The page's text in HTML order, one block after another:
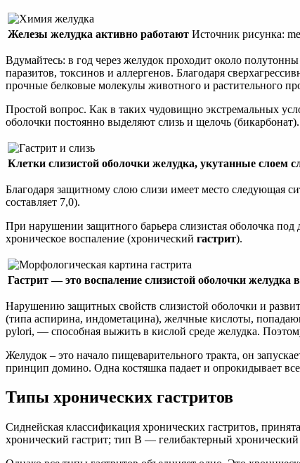
Железы желудка активно работают Источник рисунка:
Вдумайтесь: в год через желудок проходит около
паразитов, токсинов и аллергенов. Благодаря
прочные белковые молекулы животного и растительного
Простой вопрос. Как в таких чудовищно экстремальных
оболочки постоянно выделяют слизь и щелочь (бикарбонат).
Клетки слизистой оболочки желудка, укутанные слоем
Благодаря защитному слою слизи имеет место следующая
составляет 7,0).
При нарушении защитного барьера слизистая оболочка под
хроническое воспаление (хронический гастрит).
Гастрит — это воспаление слизистой оболочки желудка
Нарушению защитных свойств слизистой оболочки и
(типа аспирина, индометацина), желчные кислоты,
pylori, — способная выжить в кислой среде желудка.
Желудок – это начало пищеварительного тракта, он
принцип домино. Одна костяшка падает и опрокидывает
Типы хронических гастритов
Сиднейская классификация хронических гастритов,
хронический гастрит; тип В — гелибактерный